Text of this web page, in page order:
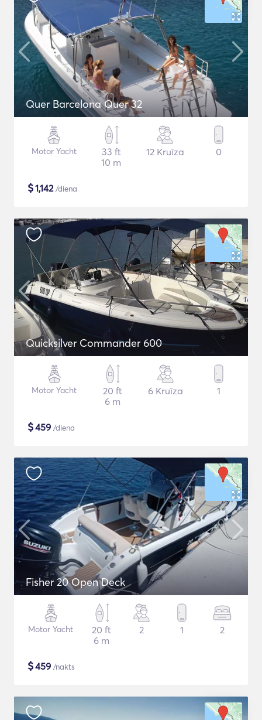
Quer Barcelona Quer 32
Motor Yacht
33 ft
10 m
12 Kruīza 0
$1,142/diena
Quicksilver Commander 600
Motor Yacht
20 ft
6 m
6 Kruīza 1
$459 /diena
Fisher 20 Open Deck
Motor Yacht
20 ft
6 m
2 1 2
$459 /nakts